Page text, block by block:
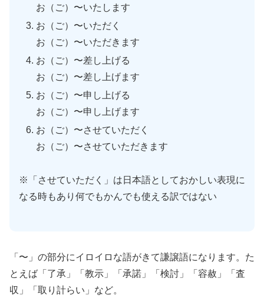
お（ご）〜いたします
お（ご）〜いただく
お（ご）〜いただきます
お（ご）〜差し上げる
お（ご）〜差し上げます
お（ご）〜申し上げる
お（ご）〜申し上げます
お（ご）〜させていただく
お（ご）〜させていただきます
※「させていただく」は日本語としておかしい表現に
なる時もあり何でもかんでも使える訳ではない
「〜」の部分にイロイロな語がきて謙譲語になります。た
とえば「了承」「教示」「承諾」「検討」「容赦」「査
収」「取り計らい」など。